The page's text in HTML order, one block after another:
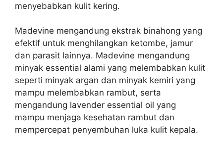
menyebabkan kulit kering.
Madevine mengandung ekstrak binahong yang
efektif untuk menghilangkan ketombe, jamur
dan parasit lainnya. Madevine mengandung
minyak essential alami yang melembabkan kulit
seperti minyak argan dan minyak kemiri yang
mampu melembabkan rambut, serta
mengandung lavender essential oil yang
mampu menjaga kesehatan rambut dan
mempercepat penyembuhan luka kulit kepala.